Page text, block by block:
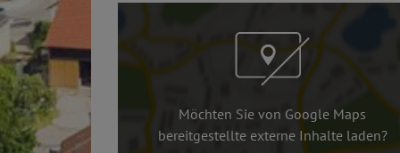
Möchten Sie von Google Maps
bereitgestellte externe Inhalte laden?